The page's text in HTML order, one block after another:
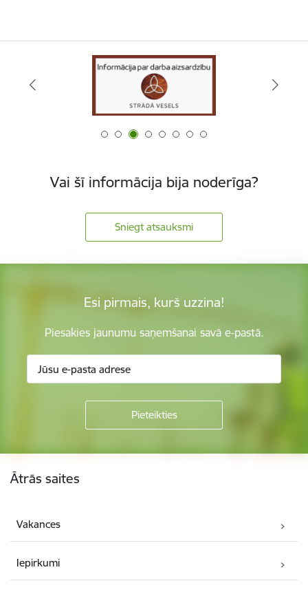
Vai šī informācija bija noderīga?
Sniegt atsauksmi
Esi pirmais, kurš uzzina!
Piesakies jaunumu saņemšanai savā e-pastā.
Ātrās saites
Vakances
Iepirkumi